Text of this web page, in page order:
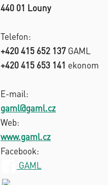
440 01 Louny
Telefon:
+420 415 652 137 GAML
+420 415 653 141 ekonom
E-mail:
gaml@gaml.cz
Web:
www.gaml.cz
Facebook:
GAML